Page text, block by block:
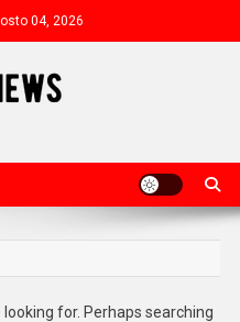
04, 2026
looking for. Perhaps searching